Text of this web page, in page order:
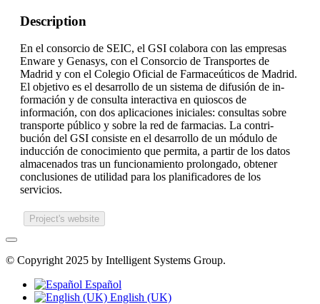
Description
En el consorcio de SEIC, el GSI colabora con las empresas
Enware y Genasys, con el Consorcio de Transportes de
Madrid y con el Colegio Oficial de Farmaceúticos de Madrid.
El objetivo es el desarrollo de un sistema de difusión de in-
formación y de consulta interactiva en quioscos de
información, con dos aplicaciones iniciales: consultas sobre
transporte público y sobre la red de farmacias. La contri-
bución del GSI consiste en el desarrollo de un módulo de
inducción de conocimiento que permita, a partir de los datos
almacenados tras un funcionamiento prolongado, obtener
conclusiones de utilidad para los planificadores de los
servicios.
Project's website
© Copyright 2025 by Intelligent Systems Group.
Español
English (UK)